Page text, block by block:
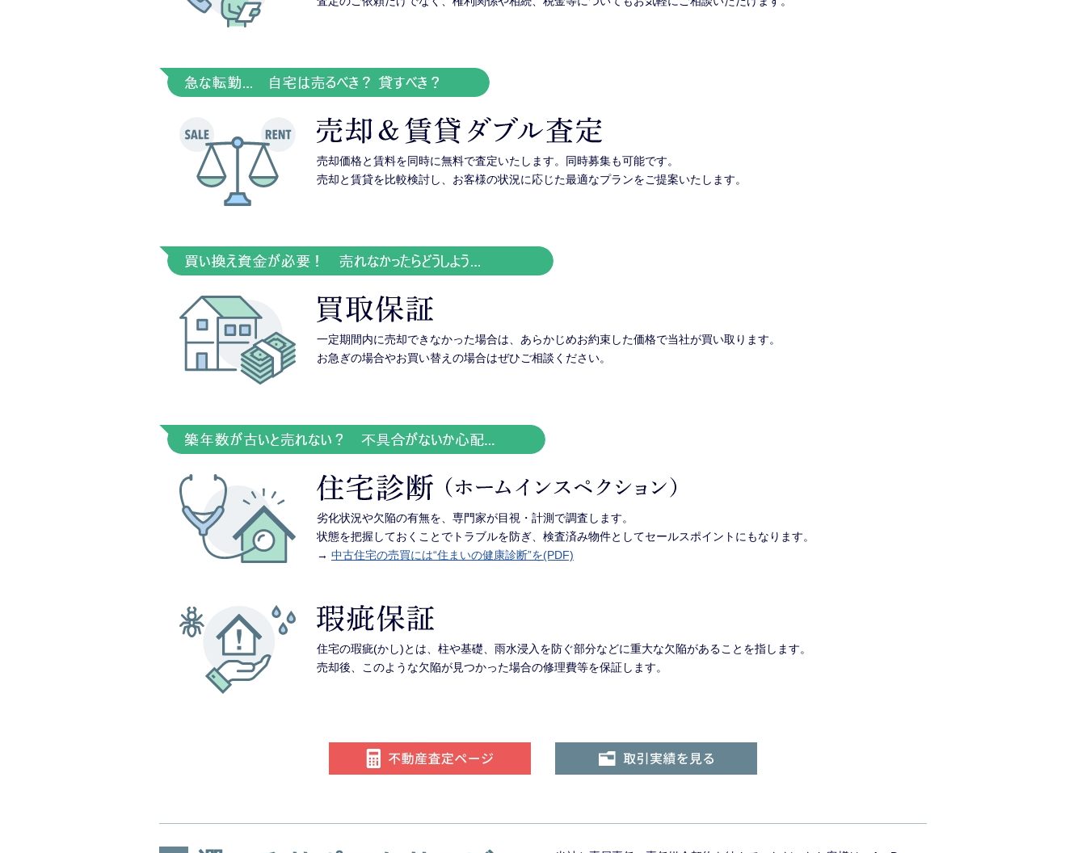
売却価格と賃料を同時に無料で査定いたします。同時募集も可能です。
売却と賃貸を比較検討し、お客様の状況に応じた最適なプランをご提案いたします。
一定期間内に売却できなかった場合は、あらかじめお約束した価格で当社が買い取ります。
お急ぎの場合やお買い替えの場合はぜひご相談ください。
劣化状況や欠陥の有無を、専門家が目視・計測で調査します。
状態を把握しておくことでトラブルを防ぎ、検査済み物件としてセールスポイントにもなります。
→ 中古住宅の売買には“住まいの健康診断”を(PDF)
住宅の瑕疵(かし)とは、柱や基礎、雨水浸入を防ぐ部分などに重大な欠陥があることを指します。
売却後、このような欠陥が見つかった場合の修理費等を保証します。